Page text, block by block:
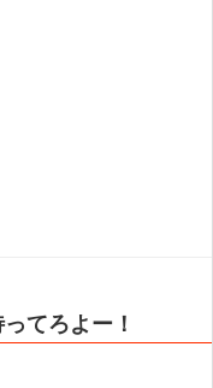
てろよー！